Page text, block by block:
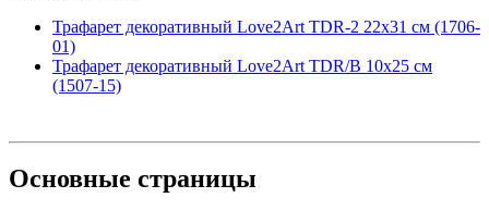
Трафарет декоративный Love2Art TDR-2 22х31 см (1706-
01)
Трафарет декоративный Love2Art TDR/B 10х25 см
(1507-15)
Основные страницы